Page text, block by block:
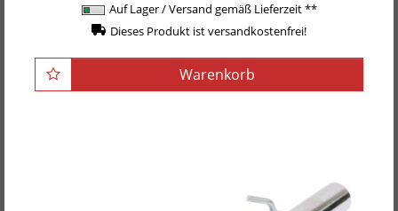
Auf Lager / Versand gemäß Lieferzeit **
Dieses Produkt ist versandkostenfrei!
Warenkorb